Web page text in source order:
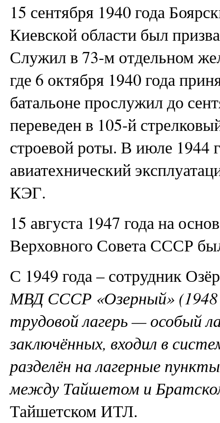
15 сентября 1940 года
Киевской области был
Служил в 73-м отдельном
где 6 октября 1940 года
батальоне прослужил до
переведен в 105-й
строевой роты. В июле 1944
авиатехнический
КЭГ.
15 августа 1947 года на
Верховного Совета СССР
С 1949 года – сотрудник
МВД СССР «Озерный» (1948
трудовой лагерь — особый
заключённых, входил в
разделён на лагерные
между Тайшетом и
Тайшетском ИТЛ.